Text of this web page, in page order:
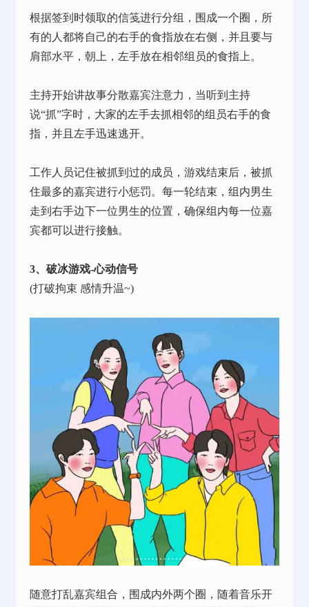
根据签到时领取的信笺进行分组，围成一个圈，所
有的人都将自己的右手的食指放在右侧，并且要与
肩部水平，朝上，左手放在相邻组员的食指上。
主持开始讲故事分散嘉宾注意力，当听到主持
说“抓”字时，大家的左手去抓相邻的组员右手的食
指，并且左手迅速逃开。
工作人员记住被抓到过的成员，游戏结束后，被抓
住最多的嘉宾进行小惩罚。每一轮结束，组内男生
走到右手边下一位男生的位置，确保组内每一位嘉
宾都可以进行接触。
3、破冰游戏-心动信号
(打破拘束 感情升温~)
随意打乱嘉宾组合，围成内外两个圈，随着音乐开